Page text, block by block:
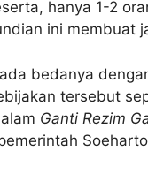
hanya 1-2
ini membuat
bedanya
tersebut
Ganti Rezim